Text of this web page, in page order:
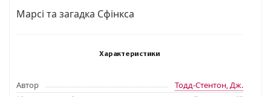
Марсі та загадка Сфінкса
Характеристики
Автор
Тодд-Стентон, Дж.